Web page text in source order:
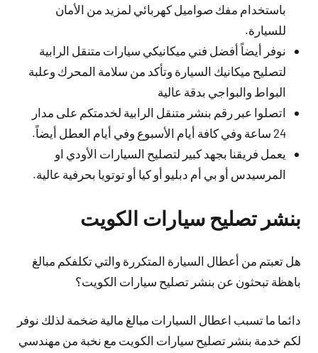
باستخدام مفك صواميل كهربائي لمزيد من الأمان
للسيارة.
نوفر أيضاً أفضل فني ميكانيكي سيارات متنقل الرابية
لتصليح ميكانيك السيارة وتأكد من سلامة المحرك وعلبة
البواط والبواجي بدقة عالية
اتصلوا عبر رقم بنشر متنقل الرابية لخدمتكم على مدار
24 ساعة وفي كافة أيام الأسبوع وفي أيام العطل أيضاً.
يعمل فريقنا بجهد كبير لتصليح السيارات الأودي او
المرسيدس أو بي أم دبليو أو كيا أو توتويا بحرفية عالية.
بنشر تصليح سيارات الكويت
هل تعبتم من أعطال السيارة المتكررة والتي تكلفكم مبالغ
باهظة تبحثون عن بنشر تصليح سيارات الكويت؟
دائما ما تسبب اعطال السيارات مبالغ مالية ضخمة لذلك نوفر
لكم خدمة بنشر تصليح سيارات الكويت مع نخبة من مهندسي